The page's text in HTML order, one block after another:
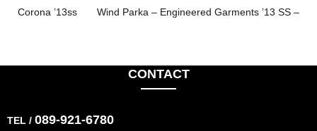
Corona ’13ss Wind Parka – Engineered Garments ’13 SS –
CONTACT
TEL / 089-921-6780